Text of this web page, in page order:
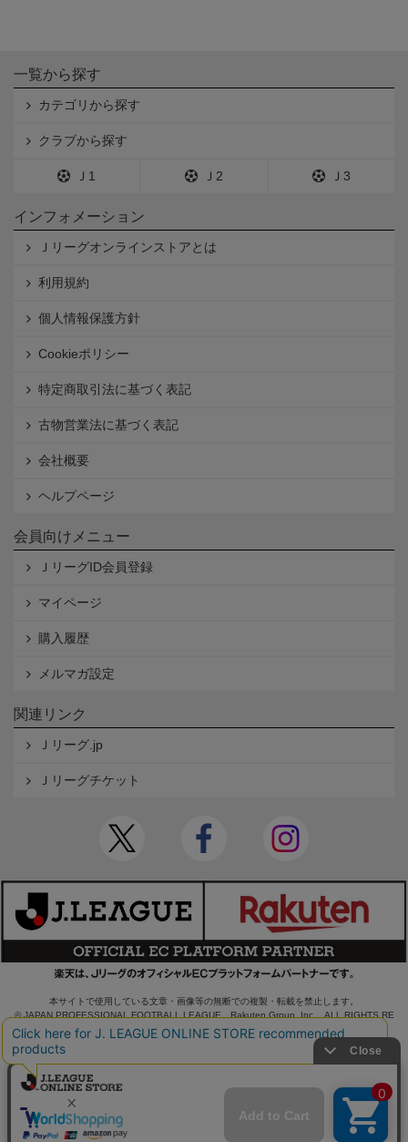
一覧から探す
カテゴリから探す
クラブから探す
Ｊ1 Ｊ2 Ｊ3
インフォメーション
Ｊリーグオンラインストアとは
利用規約
個人情報保護方針
Cookieポリシー
特定商取引法に基づく表記
古物営業法に基づく表記
会社概要
ヘルプページ
会員向けメニュー
ＪリーグID会員登録
マイページ
購入履歴
メルマガ設定
関連リンク
Ｊリーグ.jp
Ｊリーグチケット
本サイトで使用している文章・画像等の無断での複製・転載を禁止します。
© JAPAN PROFESSIONAL FOOTBALL LEAGUE Rakuten Group, Inc. ALL RIGHTS RE
SERVED.